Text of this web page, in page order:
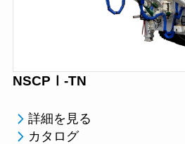
NSCPⅠ-TN
詳細を見る
カタログ